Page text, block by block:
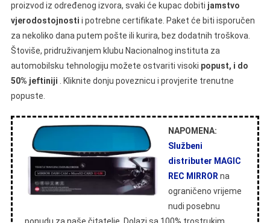
proizvod iz određenog izvora, svaki će kupac dobiti jamstvo
vjerodostojnosti i potrebne certifikate. Paket će biti isporučen
za nekoliko dana putem pošte ili kurira, bez dodatnih troškova.
Štoviše, pridruživanjem klubu Nacionalnog instituta za
automobilsku tehnologiju možete ostvariti visoki popust, i do
50% jeftiniji . Kliknite donju poveznicu i provjerite trenutne
popuste.
NAPOMENA:
Službeni
distributer MAGIC
REC MIRROR na
ograničeno vrijeme
nudi posebnu